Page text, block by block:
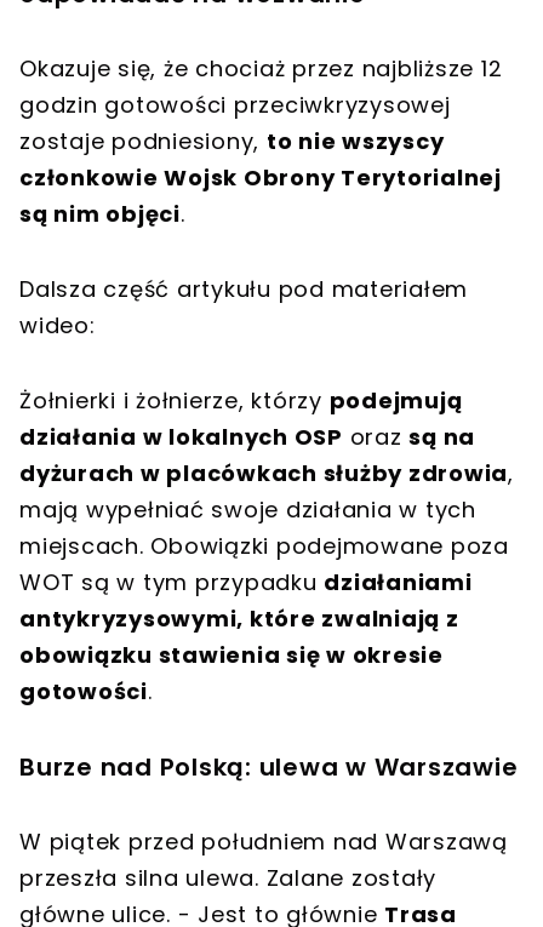
Okazuje się, że chociaż przez najbliższe 12
godzin gotowości przeciwkryzysowej
zostaje podniesiony, to nie wszyscy
członkowie Wojsk Obrony Terytorialnej
są nim objęci.
Dalsza część artykułu pod materiałem
wideo:
Żołnierki i żołnierze, którzy podejmują
działania w lokalnych OSP orazsą na
dyżurach w placówkach służby zdrowia,
mają wypełniać swoje działania w tych
miejscach. Obowiązki podejmowane poza
WOT są w tym przypadku działaniami
antykryzysowymi, które zwalniają z
obowiązku stawienia się w okresie
gotowości.
Burze nad Polską: ulewa w Warszawie
W piątek przed południem nad Warszawą
przeszła silna ulewa. Zalane zostały
główne ulice. - Jest to głównie Trasa